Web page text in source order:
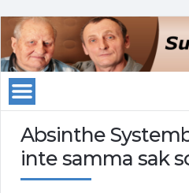
Absinthe
inte samma sak